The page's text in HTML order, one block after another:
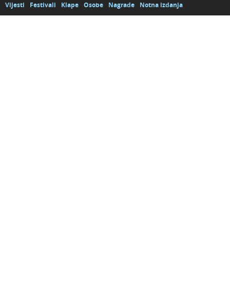
Vijesti Festivali Klape Osobe Nagrade Notna izdanja